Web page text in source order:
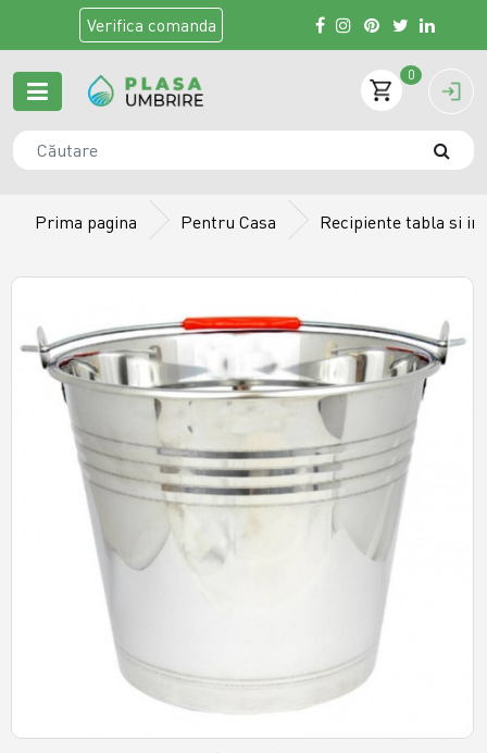
Verifica comanda
0
Prima pagina Pentru Casa Recipiente tabla si